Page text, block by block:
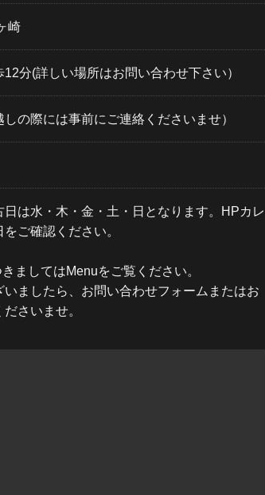
崎
分(詳しい場所はお問い合わせ下さい）
の際には事前にご連絡くださいませ）
日は水・木・金・土・日となります。HPカレ
ご確認ください。
ましてはMenuをご覧ください。
いましたら、お問い合わせフォームまたはお
さいませ。